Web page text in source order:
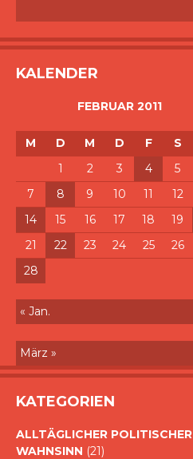
KALENDER
FEBRUAR 2011
M D M D F S
1
2 3 4 5
7
8 9 10 11 12
14
15 16 17 18 19
21
22 23 24 25 26
28
« Jan.
März »
KATEGORIEN
ALLTÄGLICHER POLITISCHER
WAHNSINN (21)